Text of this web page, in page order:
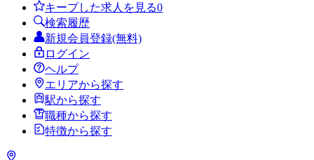
キープした求人を見る0
検索履歴
新規会員登録(無料)
ログイン
ヘルプ
エリアから探す
駅から探す
職種から探す
特徴から探す